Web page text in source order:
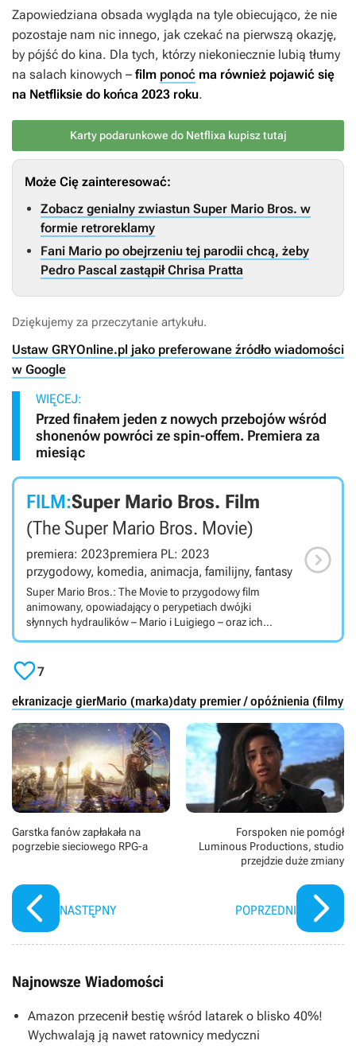
Zapowiedziana obsada wygląda na tyle obiecująco, że nie
pozostaje nam nic innego, jak czekać na pierwszą okazję,
by pójść do kina. Dla tych, którzy niekoniecznie lubią tłumy
na salach kinowych – film ponoć ma również pojawić się
na Netfliksie do końca 2023 roku.
Karty podarunkowe do Netflixa kupisz tutaj
Może Cię zainteresować:
Zobacz genialny zwiastun Super Mario Bros. w
formie retroreklamy
Fani Mario po obejrzeniu tej parodii chcą, żeby
Pedro Pascal zastąpił Chrisa Pratta
Dziękujemy za przeczytanie artykułu.
Ustaw GRYOnline.pl jako preferowane źródło wiadomości
w Google
WIĘCEJ:
Przed finałem jeden z nowych przebojów wśród
shonenów powróci ze spin-offem. Premiera za
miesiąc
FILM:Super Mario Bros. Film
(The Super Mario Bros. Movie)
premiera: 2023premiera PL: 2023
przygodowy, komedia, animacja, familijny, fantasy
Super Mario Bros.: The Movie to przygodowy film
animowany, opowiadający o perypetiach dwójki
słynnych hydraulików – Mario i Luigiego – oraz ich
Mario Bros.: The Movie jest pełną przygód animacją 3D
opartą na serii gier komputerowych stworzonych przez
firmę Nintendo. Głównymi bohaterami opowieści są
bracia hydraulicy, Mario i Luigi, którzy trafiają do
magicznego Mushroom Kingdom. Tam przeżywają
rozmaite przygody ze swoimi przyjaciółmi, wśród
których możemy wymienić chociażby księżniczkę Peach
oraz Toada. Niestety ich bezpieczeństwu zagraża
złowrogi Bowser. W produkcji możemy usłyszeć między
innymi Chrisa Pratta (Mario), Charliego Daya (Luigi),
Keya (Toad), Setha Rogena (Donkey Kong), Freda
Armisena (Cranky Kong), Kevina Michaela Richardsona
(Kamek), a także Sebastiana Maniscalco (Spike). Tytuł

7
ekranizacje gierMario (marka)daty premier / opóźnienia (filmy)
Garstka fanów zapłakała na
pogrzebie sieciowego RPG-a
NASTĘPNY
Forspoken nie pomógł
Luminous Productions, studio
przejdzie duże zmiany
POPRZEDNI
Najnowsze Wiadomości
Amazon przecenił bestię wśród latarek o blisko 40%!
Wychwalają ją nawet ratownicy medyczni